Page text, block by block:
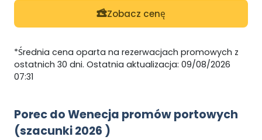
Zobacz cenę
*Średnia cena oparta na rezerwacjach promowych z
ostatnich 30 dni. Ostatnia aktualizacja: 09/08/2026
07:31
Porec do Wenecja promów portowych
(szacunki 2026 )